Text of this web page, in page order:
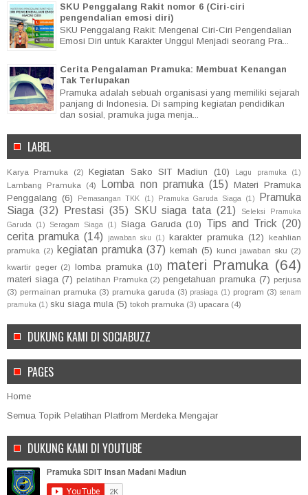
SKU Penggalang Rakit nomor 6 (Ciri-ciri
pengendalian emosi diri)
SKU Penggalang Rakit: Mengenal Ciri-Ciri Pengendalian
Emosi Diri untuk Karakter Unggul Menjadi seorang Pra...
Cerita Pengalaman Pramuka: Membuat Kenangan
Tak Terlupakan
Pramuka adalah sebuah organisasi yang memiliki sejarah
panjang di Indonesia. Di samping kegiatan pendidikan
dan sosial, pramuka juga menja...
LABEL
Karya Pramuka (2) Kegiatan Sako SIT Madiun (10) Lagu pramuka (1)
Lambang Pramuka (4) Lomba non pramuka (15) Materi Pramuka
Penggalang (6) Pemasangan TKK (1) Pramuka Garuda Siaga (1)
Pramuka
Siaga (32) Prestasi (35) SKU siaga tata (21)
Seleksi Pramuka
Garuda
(1) Seragam Siaga (1) Siaga Garuda (10) Tips and Trick (20)
cerita pramuka (14) jawaban sku (1) karakter pramuka (12)
keahlian
pramuka (2) kegiatan pramuka (37) kemah (5) kunci jawaban sku (2)
kwartir geger (2) lomba pramuka (10) materi Pramuka (64)
materi siaga (7) pelatihan Pramuka (2) pengetahuan pramuka (7) perjusa
(3) permainan pramuka (3) pramuka garuda (3) prasiaga (1) program (3) senam
pramuka (1) sku siaga mula (5) tokoh pramuka (3) upacara (4)
DUKUNG KAMI DI SOCIABUZZ
PAGES
Home
Semua Topik Pelatihan Platfrom Merdeka Mengajar
DUKUNG KAMI DI YOUTUBE